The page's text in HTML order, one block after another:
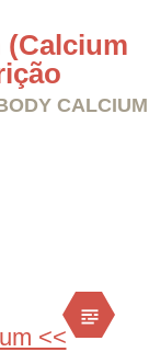
CALCIUM
<<